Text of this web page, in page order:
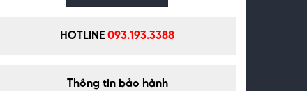
HOTLINE 093.193.3388
Thông tin bảo hành